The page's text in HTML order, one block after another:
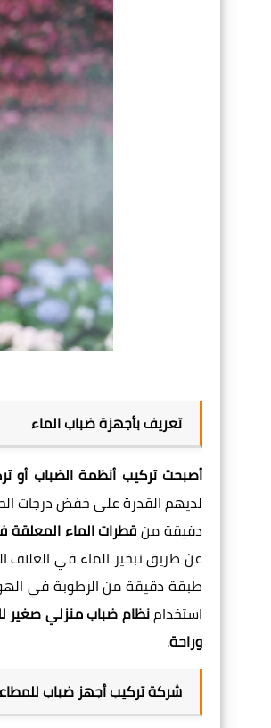
تعريف بأجهزة ضباب الماء
أصبحتتركيب أنظمة الضباب أو
لديهم القدرة على خفض درجات
دقيقة منقطرات الماء المعلقة
عن طريق تبخير الماء في الغلاف
طبقة دقيقة من الرطوبة في
استخدامنظام ضباب منزلي صغير
وراحة.
شركة تركيب أجهز ضباب